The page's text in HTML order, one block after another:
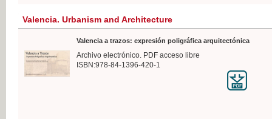
Valencia. Urbanism and Architecture
Valencia a trazos: expresión poligráfica arquitectónica
Archivo electrónico. PDF acceso libre
ISBN:978-84-1396-420-1